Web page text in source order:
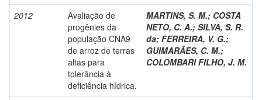
2012
Avaliação de
progênies da
população CNA9
de arroz de terras
altas para
tolerância à
deficiência hídrica.
MARTINS, S. M.; COSTA
NETO, C. A.; SILVA, S. R.
da; FERREIRA, V. G.;
GUIMARÃES, C. M.;
COLOMBARI FILHO, J. M.